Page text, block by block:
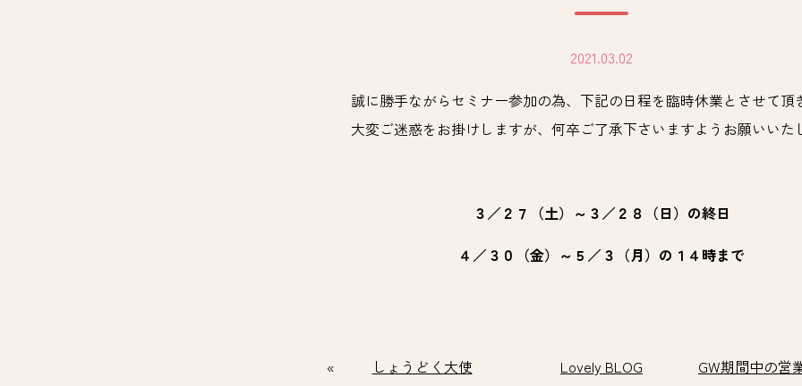
2021.03.02
誠に勝手ながらセミナー参加の為、下記の日程を臨時休業とさせて頂
大変ご迷惑をお掛けしますが、何卒ご了承下さいますようお願いいた
３／２７（土）～３／２８（日）の終日
４／３０（金）～５／３（月）の１４時まで
しょうどく大使 Lovely BLOG GW期間中の営